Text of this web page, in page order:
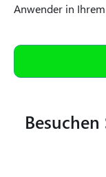
Anwender in